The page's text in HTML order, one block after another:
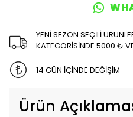
YENİ SEZON SEÇİLİ
KATEGORİSİNDE 5000 ₺
14 GÜN İÇİNDE DEĞİŞİM
Ürün